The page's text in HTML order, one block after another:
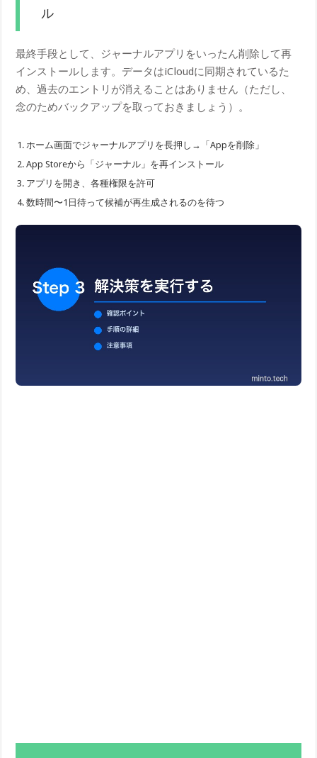
ル
最終手段として、ジャーナルアプリをいったん削除して再
インストールします。データはiCloudに同期されているた
め、過去のエントリが消えることはありません（ただし、
念のためバックアップを取っておきましょう）。
ホーム画面でジャーナルアプリを長押し→「Appを削除」
App Storeから「ジャーナル」を再インストール
アプリを開き、各種権限を許可
数時間〜1日待って候補が再生成されるのを待つ